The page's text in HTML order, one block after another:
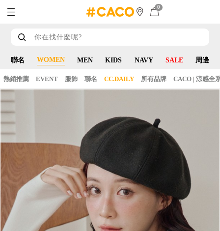
0
聯名 WOMEN MEN KIDS NAVY SALE 周邊
熱銷推薦 EVENT 服飾 聯名 CC.DAILY 所有品牌 CACO | 涼感全